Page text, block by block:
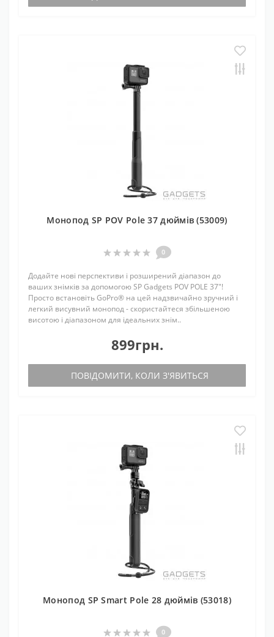
Монопод SP POV Pole 37 дюймів (53009)
0
Додайте нові перспективи і розширений діапазон до
ваших знімків за допомогою SP Gadgets POV POLE 37"!
Просто встановіть GoPro® на цей надзвичайно зручний і
легкий висувний монопод - скористайтеся збільшеною
висотою і діапазоном для ідеальних знім..
899грн.
ПОВІДОМИТИ, КОЛИ З'ЯВИТЬСЯ
Монопод SP Smart Pole 28 дюймів (53018)
0